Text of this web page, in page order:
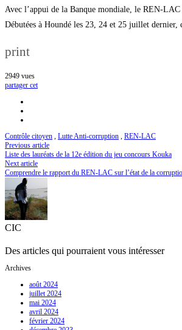
Avec l’appui de la Banque mondiale, le REN-
Débutées à Houndé les 23, 24 et 25 juillet dernier,
print
2949 vues
partager cet
Contrôle citoyen , Lutte Anti-corruption , REN-LAC
Previous article
Liste des lauréats de la 12e édition du jeu concours Kouka
Next article
Comprendre le rapport du REN-LAC sur l’état de la
CIC
Des articles qui pourraient vous intéresser
Archives
août 2024
juillet 2024
mai 2024
avril 2024
février 2024